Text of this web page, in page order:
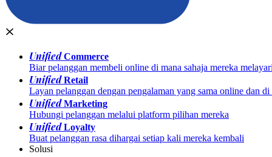
UnifiedCommerce
Biar pelanggan membeli online di mana sahaja mereka melayari
UnifiedRetail
Layan pelanggan dengan pengalaman yang sama online dan
UnifiedMarketing
Hubungi pelanggan melalui platform pilihan mereka
UnifiedLoyalty
Buat pelanggan rasa dihargai setiap kali mereka kembali
Solusi